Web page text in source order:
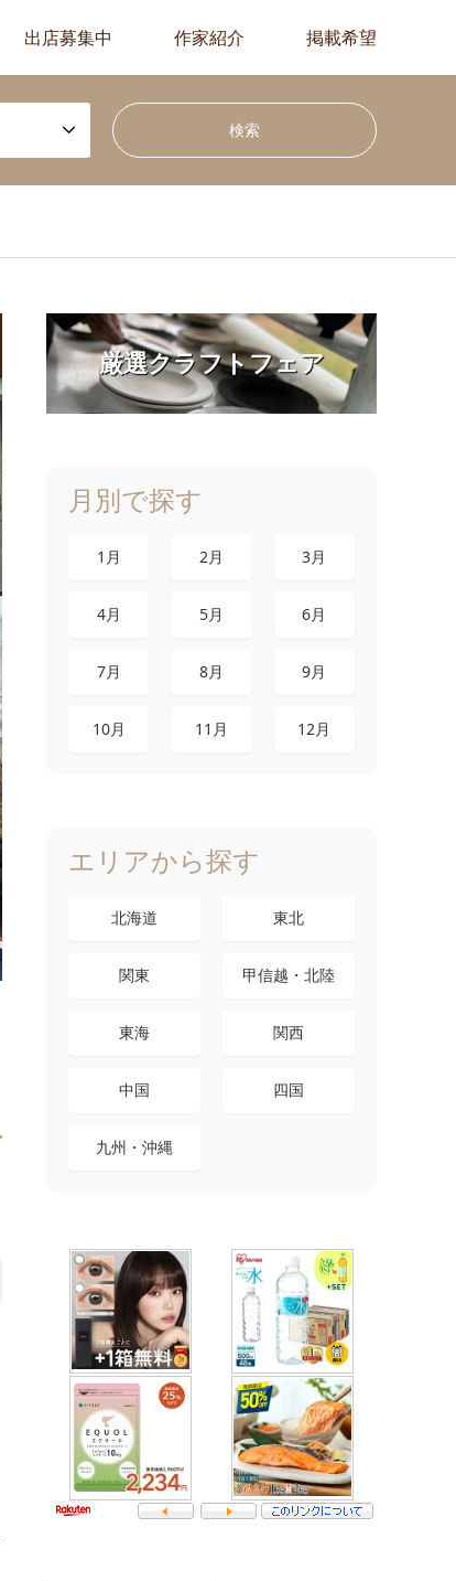
出店募集中 作家紹介 掲載希望
厳選クラフトフェア
月別で探す
1月 2月 3月
4月 5月 6月
7月 8月 9月
10月 11月 12月
エリアから探す
北海道 東北
関東 甲信越・北陸
東海 関西
中国 四国
九州・沖縄